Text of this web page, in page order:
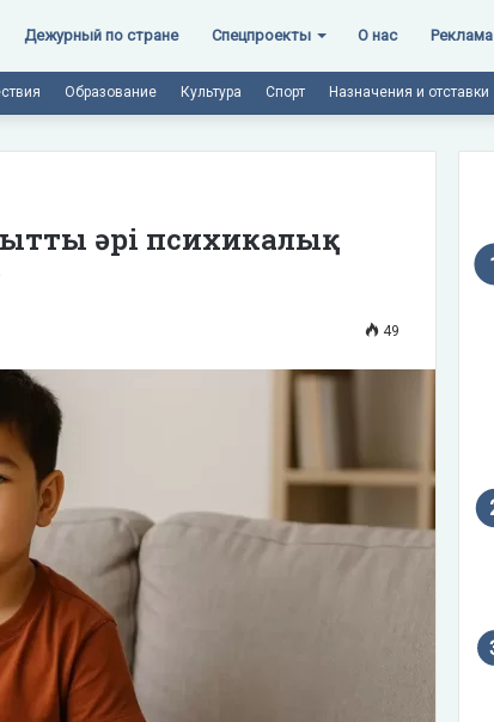
Дежурный по стране Спецпроекты О нас Реклама
Образование Культура Спорт Назначения и отставки
әрі психикалық
49